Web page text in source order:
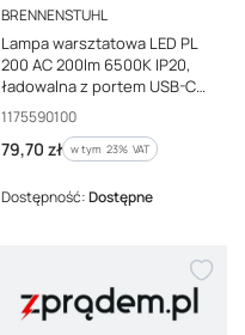
PRODUCENT
BRENNENSTUHL
Lampa warsztatowa LED PL
200 AC 200lm 6500K IP20,
ładowalna z portem USB-C
1175590100
Kod producenta
1175590100
Cena brutto
79,70 zł w tym %s VAT
w tym 23% VAT
Dostępność:Dostępne